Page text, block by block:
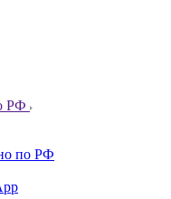
РФ
по РФ